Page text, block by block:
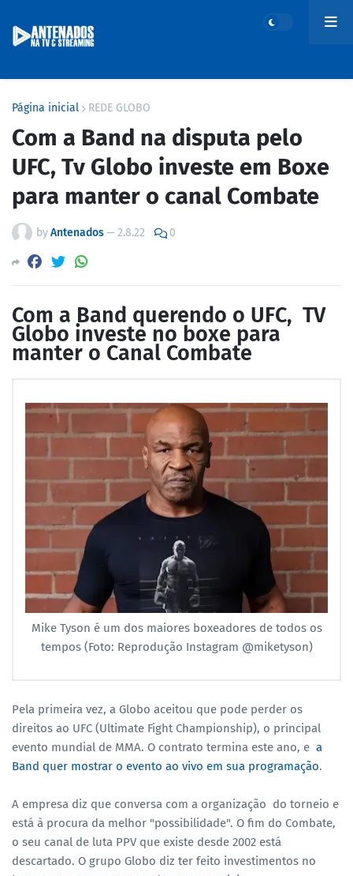
Página inicial REDE GLOBO
Com a Band na disputa pelo
UFC, Tv Globo investe em Boxe
para manter o canal Combate
byAntenados—2.8.22 0
Com a Band querendo o UFC, TV
Globo investe no boxe para
manter o Canal Combate
Mike Tyson é um dos maiores boxeadores de todos os
tempos (Foto: Reprodução Instagram @miketyson)
Pela primeira vez, a Globo aceitou que pode perder os
direitos ao UFC (Ultimate Fight Championship), o principal
evento mundial de MMA. O contrato termina este ano, e a
Band quer mostrar o evento ao vivo em sua programação.
A empresa diz que conversa com a organização do torneio e
está à procura da melhor "possibilidade". O fim do Combate,
o seu canal de luta PPV que existe desde 2002 está
descartado. O grupo Globo diz ter feito investimentos no